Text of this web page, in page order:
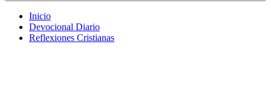
Inicio
Devocional Diario
Reflexiones Cristianas